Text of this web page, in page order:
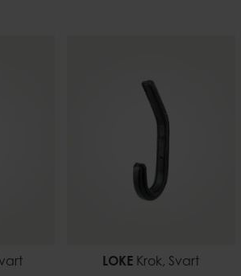
LOKE Krok, Svart